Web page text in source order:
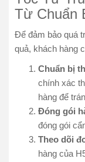
Từ Chuẩn
Để đảm bảo quá
quả, khách hàng
Chuẩn bị
chính xác
hàng để
Đóng gói
đóng gói
Theo dõi
hàng của